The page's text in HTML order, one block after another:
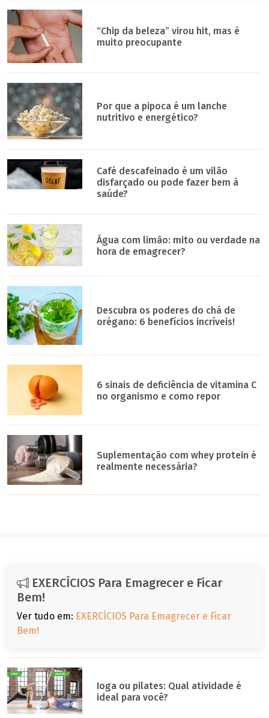
“Chip da beleza” virou hit, mas é
muito preocupante
Por que a pipoca é um lanche
nutritivo e energético?
Café descafeinado é um vilão
disfarçado ou pode fazer bem à
saúde?
Água com limão: mito ou verdade na
hora de emagrecer?
Descubra os poderes do chá de
orégano: 6 benefícios incríveis!
6 sinais de deficiência de vitamina C
no organismo e como repor
Suplementação com whey protein é
realmente necessária?
EXERCÍCIOS Para Emagrecer e Ficar
Bem!
Ver tudo em: EXERCÍCIOS Para Emagrecer e Ficar
Bem!
Ioga ou pilates: Qual atividade é
ideal para você?